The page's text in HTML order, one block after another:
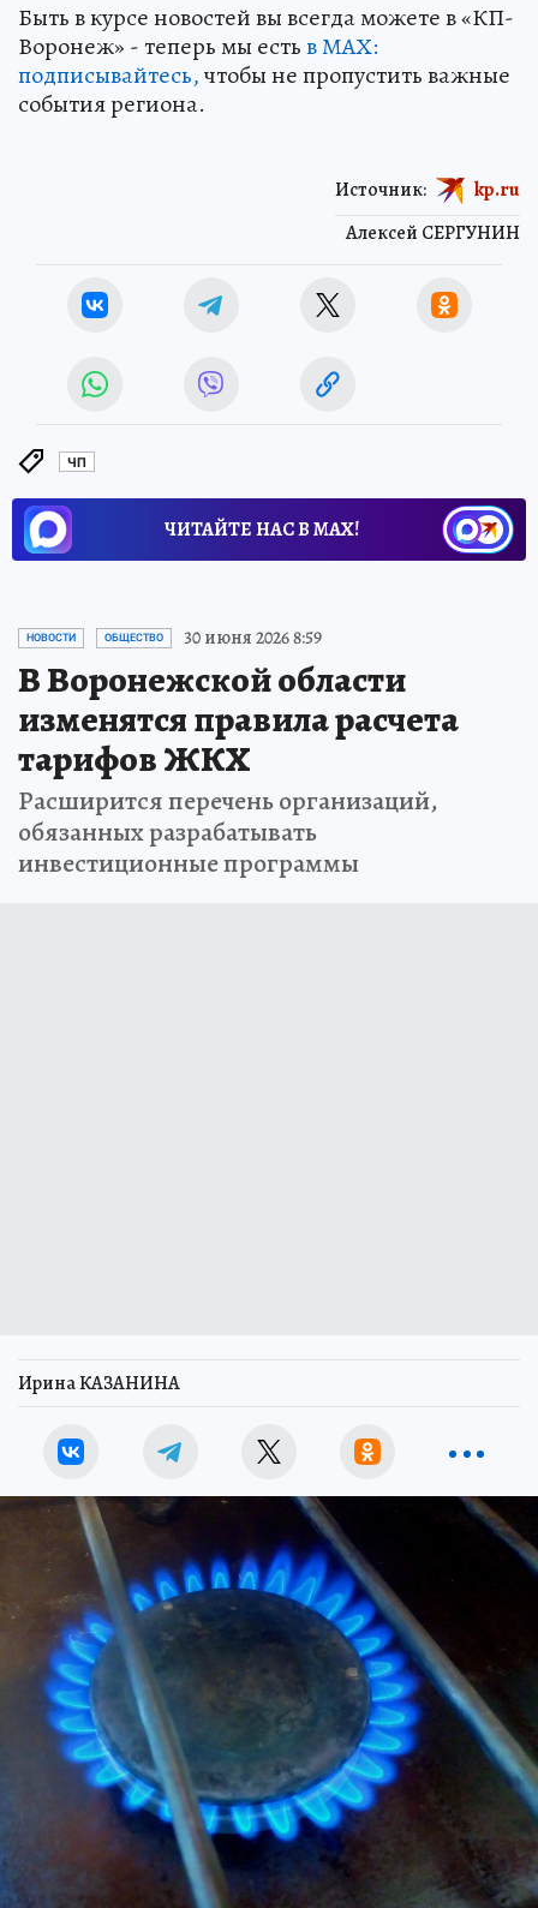
Быть в курсе новостей вы всегда можете в «КП-
Воронеж» - теперь мы естьв МАХ:
подписывайтесь,чтобы не пропустить важные
события региона.
Алексей СЕРГУНИН
Источник: kp.ru
ЧП
ЧИТАЙТЕ НАС В МАХ!
НОВОСТИ ОБЩЕСТВО 30 июня 2026 8:59
В Воронежской области
изменятся правила расчета
тарифов ЖКХ
Расширится перечень организаций,
обязанных разрабатывать
инвестиционные программы
Ирина КАЗАНИНА